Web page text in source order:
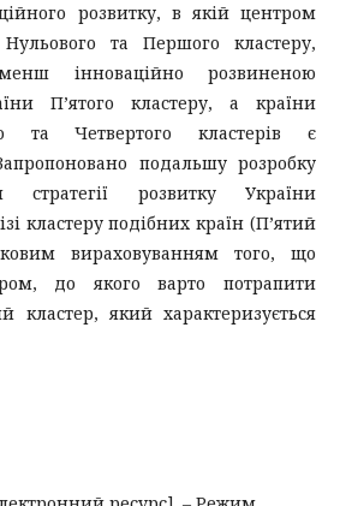
розвитку, в якій центром
та Першого кластеру,
менш інноваційно розвиненою
П’ятого кластеру, а країни
та Четвертого кластерів є
подальшу розробку
стратегії розвитку України
кластеру подібних країн (П’ятий
вираховуванням того, що
до якого варто потрапити
кластер, який характеризується